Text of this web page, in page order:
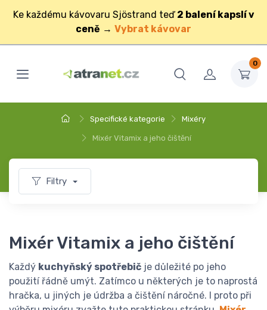
Ke každému kávovaru Sjöstrand teď 2 balení kapslí v
ceně → Vybrat kávovar
0
Specifické kategorie Mixéry
Mixér Vitamix a jeho čištění
Filtry
Mixér Vitamix a jeho čištění
Každý kuchyňský spotřebič je důležité po jeho
použití řádně umýt. Zatímco u některých je to naprostá
hračka, u jiných je údržba a čištění náročné. I proto při